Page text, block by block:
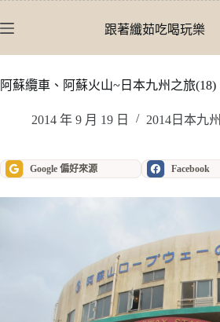
至
內
跟著纖茹吃喝玩樂
阿蘇纜車、阿蘇火山~日本九州之旅(18)
2014 年 9 月 19 日 2014日本九州
Google 偏好來源 Facebook